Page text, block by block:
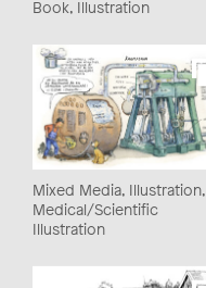
Book, Illustration
Mixed Media, Illustration,
Medical/Scientific
Illustration